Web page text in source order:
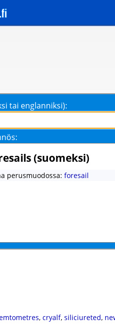
tai englanniksi):
(suomeksi)
perusmuodossa: foresail
, cryalf, siliciureted,